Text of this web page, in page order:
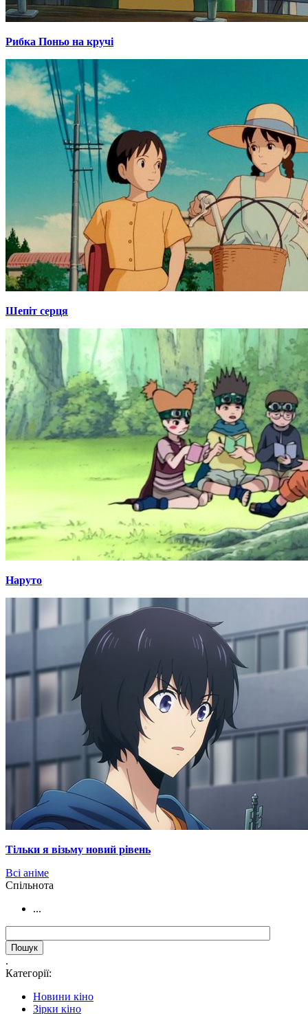
Рибка Поньо на кручі
Шепіт серця
Наруто
Тільки я візьму новий рівень
Всі аніме
Cпільнота
...
.
Категорії:
Новини кіно
Зірки кіно